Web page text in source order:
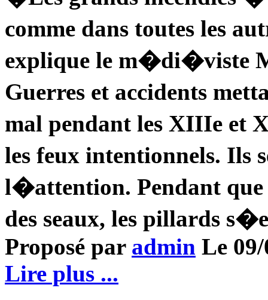
comme dans toutes les
explique le m�di�viste
Guerres et accidents
mal pendant les XIIIe et
les feux intentionnels.
l�attention. Pendant
des seaux, les pillards
Proposé par admin Le
Lire plus ...